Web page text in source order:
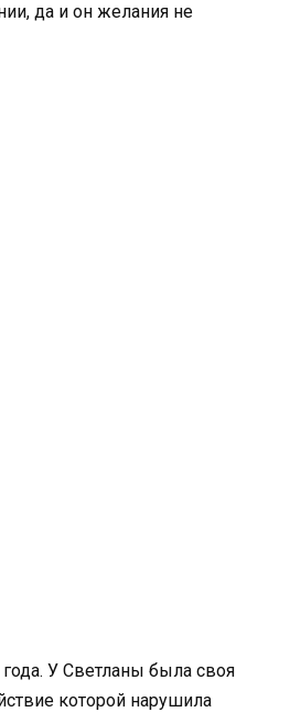
да и он желания не
У Светланы была своя
которой нарушила